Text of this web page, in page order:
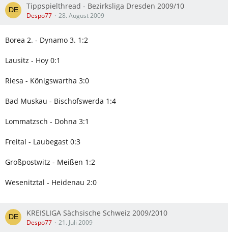
Tippspielthread - Bezirksliga Dresden 2009/10
Despo77 28. August 2009
Borea 2. - Dynamo 3. 1:2
Lausitz - Hoy 0:1
Riesa - Königswartha 3:0
Bad Muskau - Bischofswerda 1:4
Lommatzsch - Dohna 3:1
Freital - Laubegast 0:3
Großpostwitz - Meißen 1:2
Wesenitztal - Heidenau 2:0
KREISLIGA Sächsische Schweiz 2009/2010
Despo77 21. Juli 2009